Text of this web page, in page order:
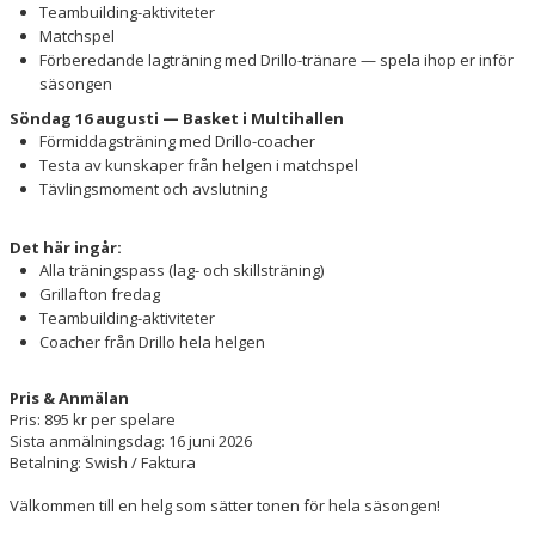
Teambuilding-aktiviteter
Matchspel
Förberedande lagträning med Drillo-tränare — spela ihop er inför
säsongen
Söndag 16 augusti — Basket i Multihallen
Förmiddagsträning med Drillo-coacher
Testa av kunskaper från helgen i matchspel
Tävlingsmoment och avslutning
Det här ingår:
Alla träningspass (lag- och skillsträning)
Grillafton fredag
Teambuilding-aktiviteter
Coacher från Drillo hela helgen
Pris & Anmälan
Pris: 895 kr per spelare
Sista anmälningsdag: 16 juni 2026
Betalning: Swish / Faktura
Välkommen till en helg som sätter tonen för hela säsongen!